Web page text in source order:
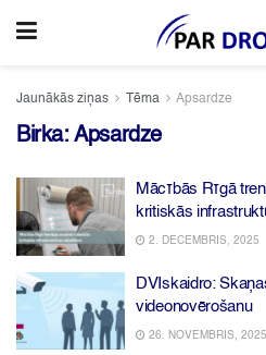
Jaunākās ziņas Tēma Apsardze
Birka:Apsardze
Mācībās Rīgā
kritiskās
2. DECEMBRIS, 2025
DVIskaidro:
videonovērošanu
26. NOVEMBRIS, 2025